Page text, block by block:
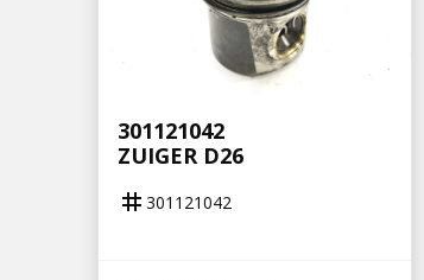
301121042
ZUIGER D26
tag 301121042